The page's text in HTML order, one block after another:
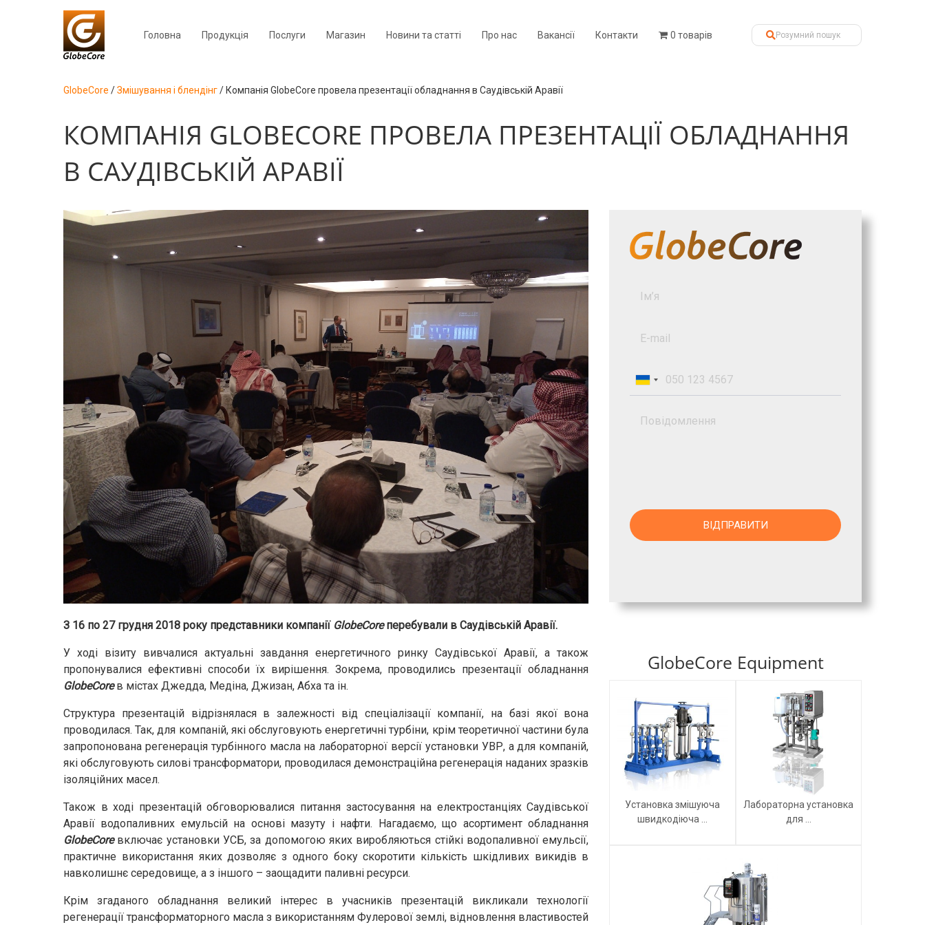
Головна Продукція Послуги Магазин Новини та статті Про нас Вакансії Контакти 0 товарів
GlobeCore /Змішування і блендінг/ Компанія GlobeCore провела презентації обладнання в Саудівській Аравії
КОМПАНІЯ GLOBECORE ПРОВЕЛА ПРЕЗЕНТАЦІЇ ОБЛАДНАННЯ
В САУДІВСЬКІЙ АРАВІЇ
З 16 по 27 грудня 2018 року представники компанії GlobeCoreперебували в Саудівській Аравії.
У ході візиту вивчалися актуальні завдання енергетичного ринку Саудівської Аравії, а також
пропонувалися ефективні способи їх вирішення. Зокрема, проводились презентації обладнання
GlobeCoreв містах Джедда, Медіна, Джизан, Абха та ін.
Структура презентацій відрізнялася в залежності від спеціалізації компанії, на базі якої вона
проводилася. Так, для компаній, які обслуговують енергетичні турбіни, крім теоретичної частини була
запропонована регенерація турбінного масла на лабораторної версії установки УВР, а для компаній,
які обслуговують силові трансформатори, проводилася демонстраційна регенерація наданих зразків
ізоляційних масел.
Також в ході презентацій обговорювалися питання застосування на електростанціях Саудівської
Аравії водопаливних емульсій на основі мазуту і нафти. Нагадаємо, що асортимент обладнання
GlobeCoreвключає установки УСБ, за допомогою яких виробляються стійкі водопаливної емульсії,
практичне використання яких дозволяє з одного боку скоротити кількість шкідливих викидів в
навколишнє середовище, а з іншого – заощадити паливні ресурси.
Крім згаданого обладнання великий інтерес в учасників презентацій викликали технології
регенерації трансформаторного масла з використанням Фулерової землі, відновлення властивостей
GlobeCore Equipment
Установка змішуюча
швидкодіюча ...
Лабораторна установка
для ...